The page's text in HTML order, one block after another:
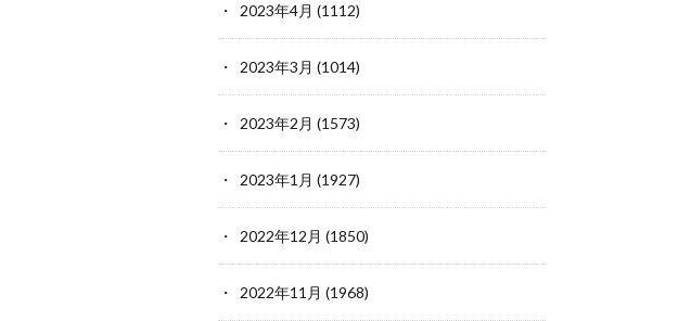
2023年4月 (1112)
2023年3月 (1014)
2023年2月 (1573)
2023年1月 (1927)
2022年12月 (1850)
2022年11月 (1968)